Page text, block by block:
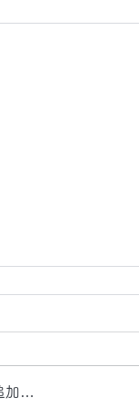
)
神奈川県 、 千葉県
リーニング 、 什
加…